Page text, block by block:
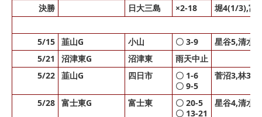
決勝
日大三島 ×2-18 堀4(1/3),富
5/15 韮山G 小山 〇 3-9
星谷5,清水
5/21
沼津東G 沼津東
雨天中止
5/22 韮山G 四日市
〇 1-6
〇 9-5
菅沼3,林3,
5/28 富士東G 富士東
〇 20-5
〇 13-21
星谷4,清水